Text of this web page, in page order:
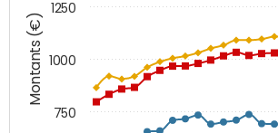
Montants (€)
750
1000
1250